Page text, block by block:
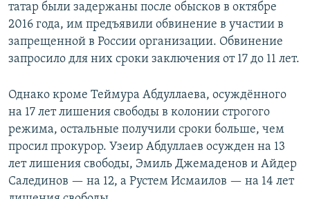
татар были задержаны после обысков в октябре
2016 года, им предъявили обвинение в участии в
запрещенной в России организации. Обвинение
запросило для них сроки заключения от 17 до 11 лет.
Однако кроме Теймура Абдуллаева, осуждённого
на 17 лет лишения свободы в колонии строгого
режима, остальные получили сроки больше, чем
просил прокурор. Узеир Абдуллаев осужден на 13
лет лишения свободы, Эмиль Джемаденов и Айдер
Салединов — на 12, а Рустем Исмаилов — на 14 лет